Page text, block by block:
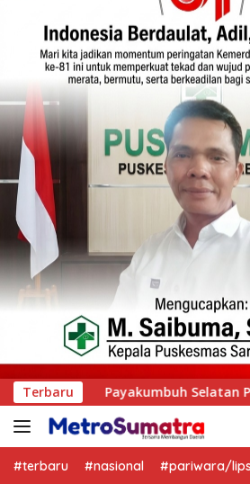
TerbaruCegah Stunting melalui
#terbaru #nasional #pariwara/